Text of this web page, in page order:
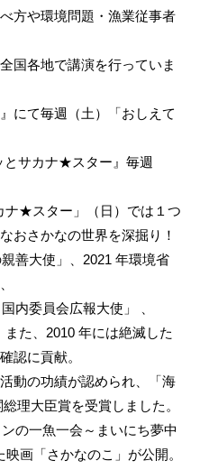
方や環境問題・漁業従事者
国各地で講演を行っていま
にて毎週（土）「おしえて
とサカナ★スター』毎週
ナ★スター」（日）では１つ
おさかなの世界を深掘り！
善大使」、2021 年環境省
内委員会広報大使」 、
た、2010 年には絶滅した
認に貢献。
動の功績が認められ、「海
理大臣賞を受賞しました。
の一魚一会～まいにち夢中
画「さかなのこ」が公開。